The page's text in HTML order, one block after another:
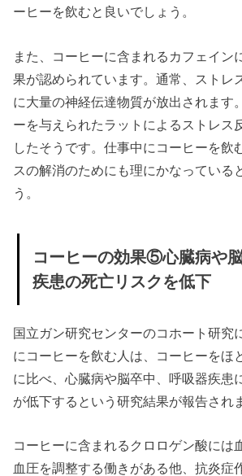
ーヒーを飲むと良いでしょう。
また、コーヒーに含まれるカフェイン
果が認められています。通常、ストレ
に大量の神経伝達物質が放出されます
ーを与えられたラットによるストレス
したそうです。仕事中にコーヒーを飲
スの解消のためにも理にかなっている
う。
コーヒーの効果⑤心臓病や
疾患の死亡リスクを低下
国立ガン研究センターのコホート研究
にコーヒーを飲む人は、コーヒーをほ
に比べ、心臓病や脳卒中、呼吸器疾患
が低下するという研究結果が報告され
コーヒーに含まれるクロロゲン酸には
血圧を調整する働きがある他、抗炎症